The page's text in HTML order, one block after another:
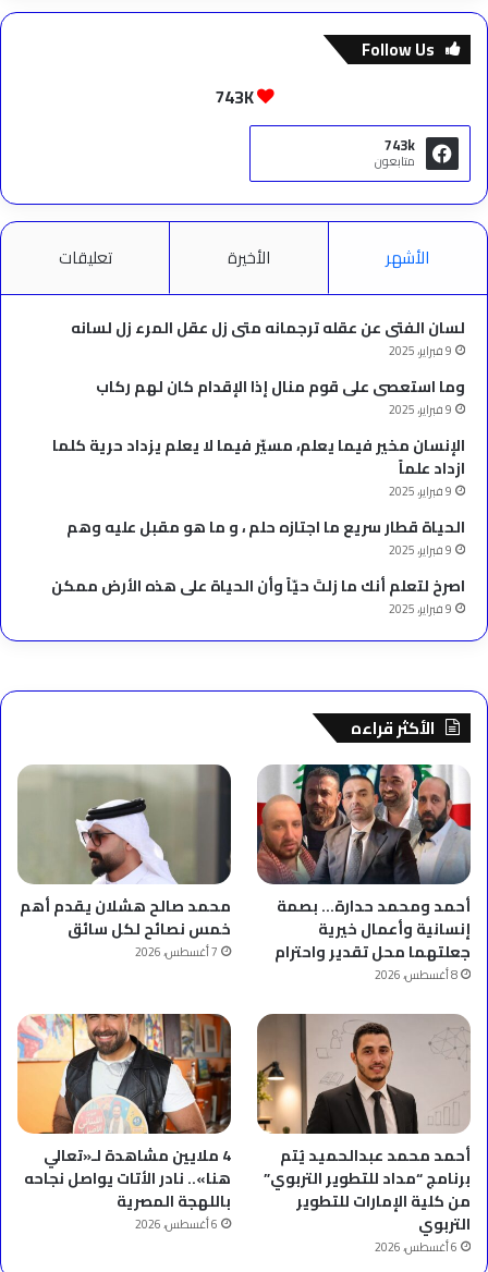
Follow Us
743K
743k
متابعون
الأشهر الأخيرة تعليقات
لسان الفتى عن عقله ترجمانه متى زل عقل المرء زل لسانه
9 فبراير، 2025
وما استعصى على قوم منال إذا الإقدام كان لهم ركاب
9 فبراير، 2025
الإنسان مخير فيما يعلم، مسيّر فيما لا يعلم يزداد حرية كلما
ازداد علماً
9 فبراير، 2025
الحياة قطار سريع ما اجتازه حلم ، و ما هو مقبل عليه وهم
9 فبراير، 2025
‫اصرخ لتعلم أنك ما زلتَ حيّاً وأن الحياة على هذه الأرض ممكن
9 فبراير، 2025
الأكثر قراءه
أحمد ومحمد حدارة… بصمة
إنسانية وأعمال خيرية
جعلتهما محل تقدير واحترام
8 أغسطس، 2026
محمد صالح هشلان يقدم أهم
خمس نصائح لكل سائق
7 أغسطس، 2026
أحمد محمد عبدالحميد يُتم
برنامج “مداد للتطوير التربوي”
من كلية الإمارات للتطوير
التربوي
6 أغسطس، 2026
4 ملايين مشاهدة لـ«تعالي
هنا».. نادر الأتات يواصل نجاحه
باللهجة المصرية
6 أغسطس، 2026